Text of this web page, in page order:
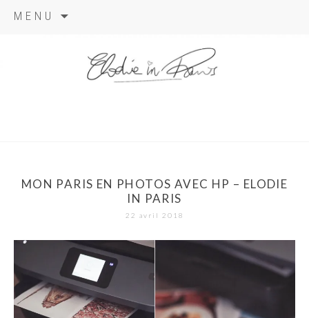
MENU
MON PARIS EN PHOTOS AVEC HP – ELODIE
IN PARIS
22 avril 2018